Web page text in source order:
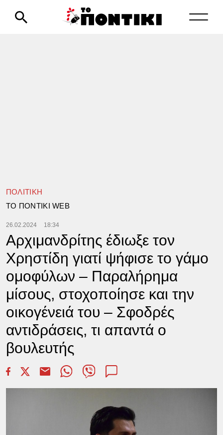
ΠΟΛΙΤΙΚΗ
TΟ ΠΟΝΤΙΚΙ WEB
26.02.2024 18:34
Αρχιμανδρίτης έδιωξε τον
Χρηστίδη γιατί ψήφισε το γάμο
ομοφύλων – Παραλήρημα
μίσους, στοχοποίησε και την
οικογένειά του – Σφοδρές
αντιδράσεις, τι απαντά ο
βουλευτής